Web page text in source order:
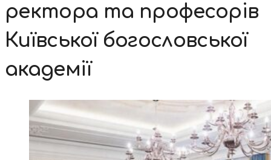
ректора та професорів
Київської богословської
академії